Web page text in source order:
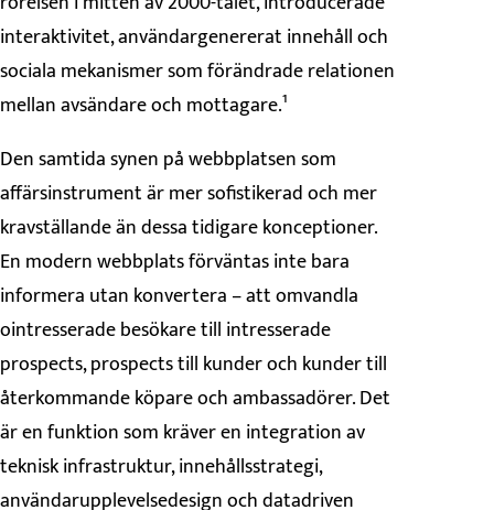
interaktivitet, användargenererat innehåll och
sociala mekanismer som förändrade relationen
mellan avsändare och mottagare.¹
Den samtida synen på webbplatsen som
affärsinstrument är mer sofistikerad och mer
kravställande än dessa tidigare konceptioner.
En modern webbplats förväntas inte bara
informera utan konvertera – att omvandla
ointresserade besökare till intresserade
prospects, prospects till kunder och kunder till
återkommande köpare och ambassadörer. Det
är en funktion som kräver en integration av
teknisk infrastruktur, innehållsstrategi,
användarupplevelsedesign och datadriven